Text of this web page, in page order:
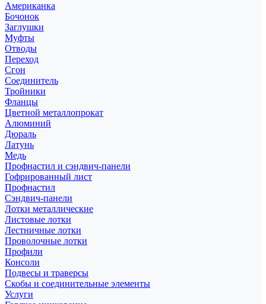
Американка
Бочонок
Заглушки
Муфты
Отводы
Переход
Сгон
Соединитель
Тройники
Фланцы
Цветной металлопрокат
Алюминий
Дюраль
Латунь
Медь
Профнастил и сэндвич-панели
Гофрированный лист
Профнастил
Сэндвич-панели
Лотки металлические
Листовые лотки
Лестничные лотки
Проволочные лотки
Профили
Консоли
Подвесы и траверсы
Скобы и соединительные элементы
Услуги